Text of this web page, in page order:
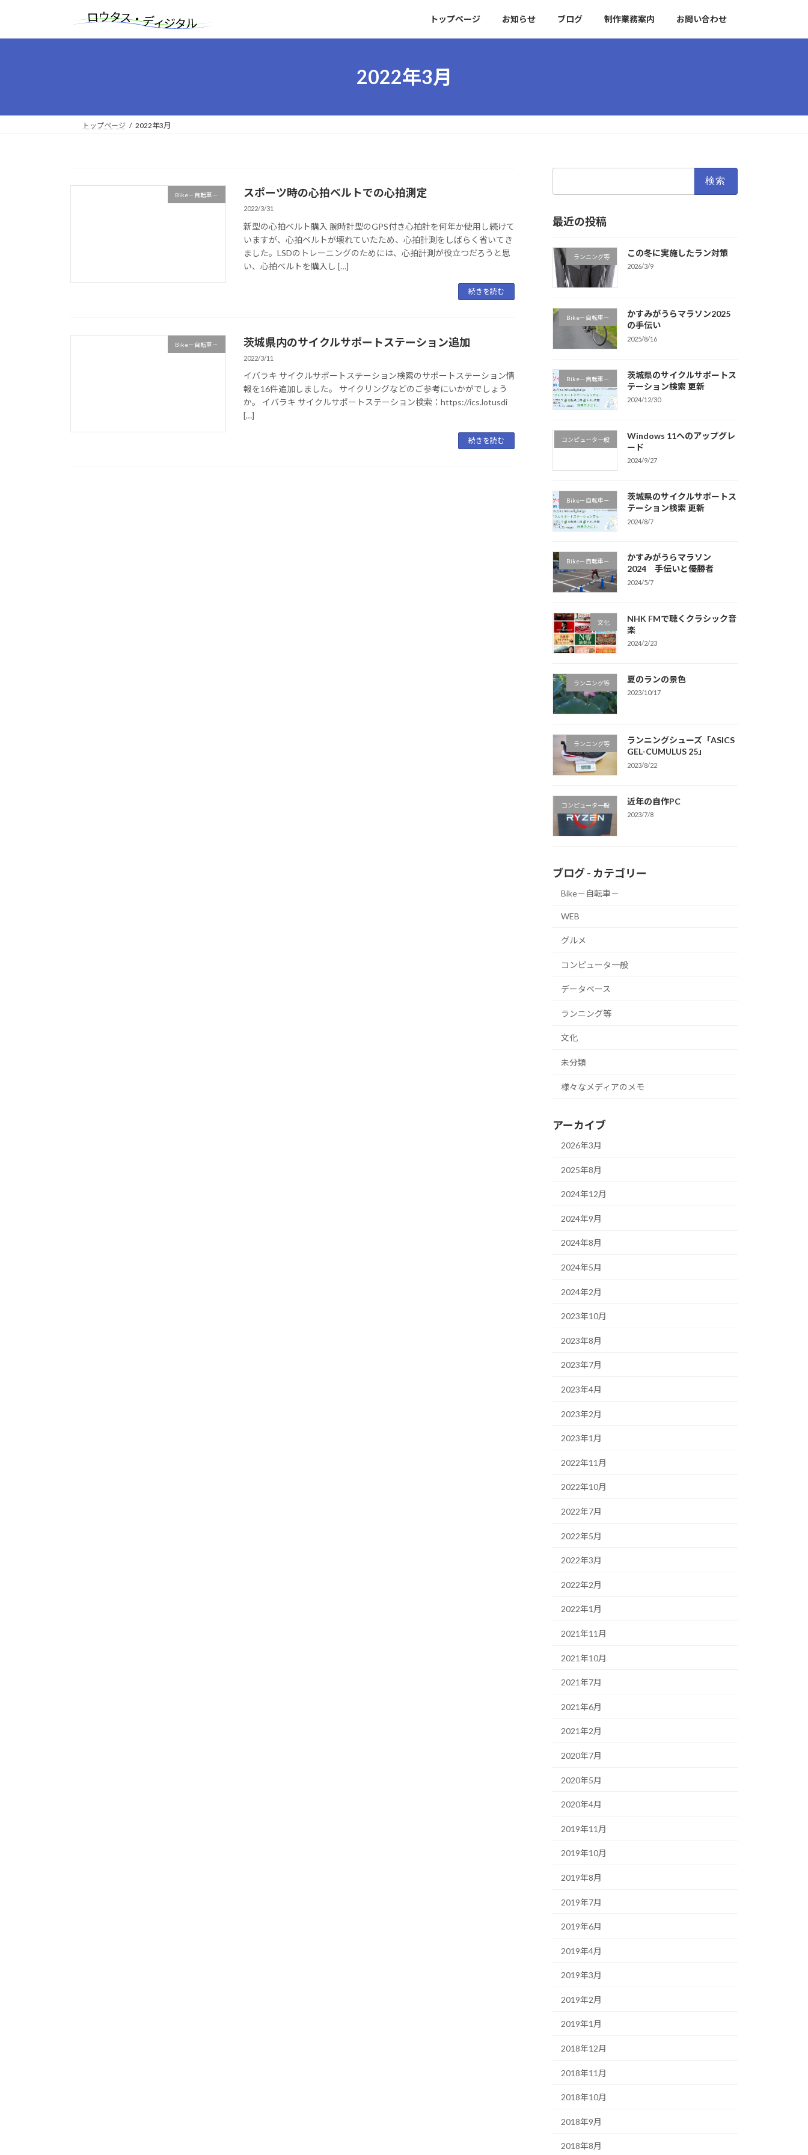
テ
ゲ
トップページ お知らせ ブログ 制作業務案内 お問い合わせ
2022年3月
トップページ 2022年3月
Bike－自転車－ スポーツ時の心拍ベルトでの心拍測定
2022/3/31
新型の心拍ベルト購入 腕時計型のGPS付き心拍計を何年か使用し続けて
いますが、心拍ベルトが壊れていたため、心拍計測をしばらく省いてき
ました。LSDのトレーニングのためには、心拍計測が役立つだろうと思
い、心拍ベルトを購入し […]
続きを読む
Bike－自転車－ 茨城県内のサイクルサポートステーション追加
2022/3/11
イバラキ サイクルサポートステーション検索のサポートステーション情
報を16件追加しました。 サイクリングなどのご参考にいかがでしょう
か。 イバラキ サイクルサポートステーション検索：https://ics.lotusdi
[…]
続きを読む
最近の投稿
ランニング等 この冬に実施したラン対策
2026/3/9
Bike－自転車－
かすみがうらマラソン2025
の手伝い
2025/8/16
Bike－自転車－
茨城県のサイクルサポートス
テーション検索 更新
2024/12/30
コンピュータ一般
Windows 11へのアップグレ
ード
2024/9/27
Bike－自転車－
茨城県のサイクルサポートス
テーション検索 更新
2024/8/7
Bike－自転車－
かすみがうらマラソン
2024 手伝いと優勝者
2024/5/7
文化
NHK FMで聴くクラシック音
楽
2024/2/23
ランニング等 夏のランの景色
2023/10/17
ランニング等
ランニングシューズ「ASICS
GEL-CUMULUS 25」
2023/8/22
コンピュータ一般 近年の自作PC
2023/7/8
ブログ - カテゴリー
Bike－自転車－
WEB
グルメ
コンピュータ一般
データベース
ランニング等
文化
未分類
様々なメディアのメモ
アーカイブ
2026年3月
2025年8月
2024年12月
2024年9月
2024年8月
2024年5月
2024年2月
2023年10月
2023年8月
2023年7月
2023年4月
2023年2月
2023年1月
2022年11月
2022年10月
2022年7月
2022年5月
2022年3月
2022年2月
2022年1月
2021年11月
2021年10月
2021年7月
2021年6月
2021年2月
2020年7月
2020年5月
2020年4月
2019年11月
2019年10月
2019年8月
2019年7月
2019年6月
2019年4月
2019年3月
2019年2月
2019年1月
2018年12月
2018年11月
2018年10月
2018年9月
2018年8月